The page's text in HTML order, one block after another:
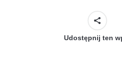
Udostępnij ten